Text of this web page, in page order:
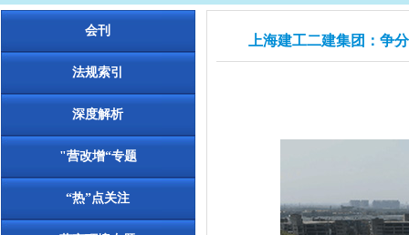
会刊
法规索引
深度解析
"营改增“专题
“热”点关注
上海建工二建集团：争